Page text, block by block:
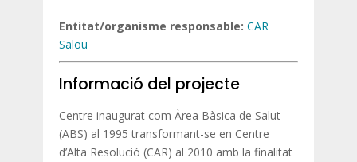
Entitat/organisme responsable: CAR
Salou
Informació del projecte
Centre inaugurat com Àrea Bàsica de Salut
(ABS) al 1995 transformant-se en Centre
d’Alta Resolució (CAR) al 2010 amb la finalitat